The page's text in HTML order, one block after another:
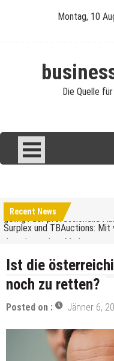
Montag, 10
Die Quelle
Recent News
Was verdient man als
Surplex und TBAuctions:
dem deutschen Markt
Kreatives Marketing –
Schwerlastregale: Ein Muss
Welches Glas für mein
Effizienzsteigerung durch
Ist die
noch zu retten?
Posted on : Jänner 6,